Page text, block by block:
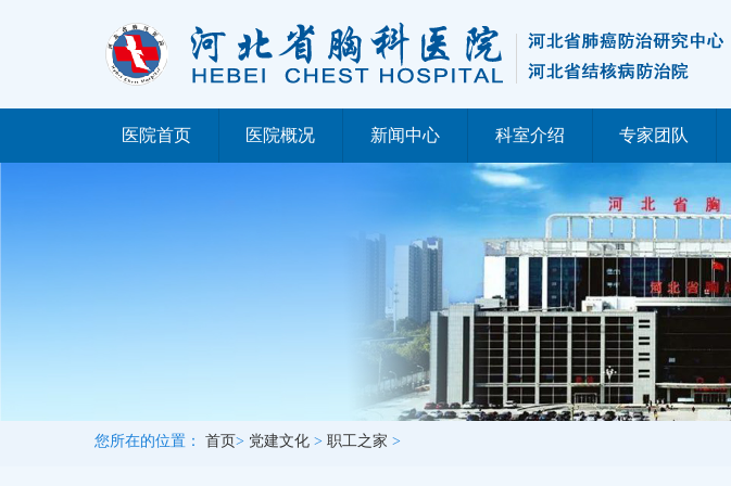
医院首页 医院概况 新闻中心 科室介绍 专家团队
您所在的位置： 首页> 党建文化 > 职工之家 >